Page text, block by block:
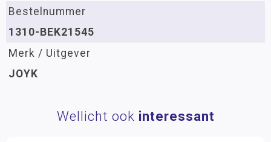
Bestelnummer
1310-BEK21545
Merk / Uitgever
JOYK
Wellicht ook interessant